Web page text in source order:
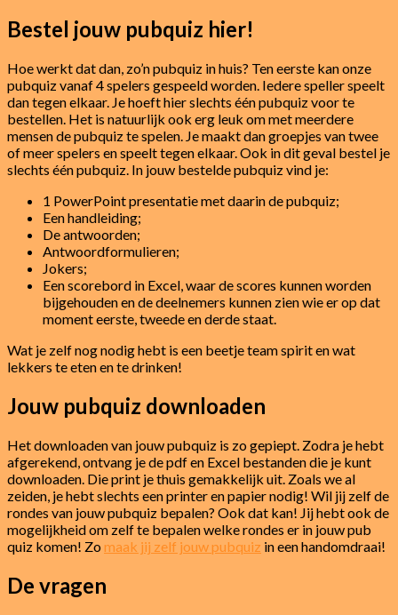
Bestel jouw pubquiz hier!
Hoe werkt dat dan, zo’n pubquiz in huis? Ten eerste kan onze
pubquiz vanaf 4 spelers gespeeld worden. Iedere speller speelt
dan tegen elkaar. Je hoeft hier slechts één pubquiz voor te
bestellen. Het is natuurlijk ook erg leuk om met meerdere
mensen de pubquiz te spelen. Je maakt dan groepjes van twee
of meer spelers en speelt tegen elkaar. Ook in dit geval bestel je
slechts één pubquiz. In jouw bestelde pubquiz vind je:
1 PowerPoint presentatie met daarin de pubquiz;
Een handleiding;
De antwoorden;
Antwoordformulieren;
Jokers;
Een scorebord in Excel, waar de scores kunnen worden
bijgehouden en de deelnemers kunnen zien wie er op dat
moment eerste, tweede en derde staat.
Wat je zelf nog nodig hebt is een beetje team spirit en wat
lekkers te eten en te drinken!
Jouw pubquiz downloaden
Het downloaden van jouw pubquiz is zo gepiept. Zodra je hebt
afgerekend, ontvang je de pdf en Excel bestanden die je kunt
downloaden. Die print je thuis gemakkelijk uit. Zoals we al
zeiden, je hebt slechts een printer en papier nodig! Wil jij zelf de
rondes van jouw pubquiz bepalen? Ook dat kan! Jij hebt ook de
mogelijkheid om zelf te bepalen welke rondes er in jouw pub
quiz komen! Zo maak jij zelf jouw pubquiz in een handomdraai!
De vragen